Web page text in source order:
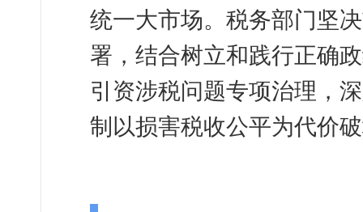
统一大市场。税务部门坚
署，结合树立和践行正确
引资涉税问题专项治理，
制以损害税收公平为代价